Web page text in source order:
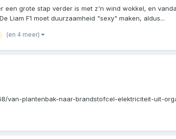
grote stap verder is met z'n wind wokkel, en
Liam F1 moet duurzaamheid "sexy" maken, aldus...
(en 4 meer)
van-plantenbak-naar-brandstofcel-elektriciteit-uit-